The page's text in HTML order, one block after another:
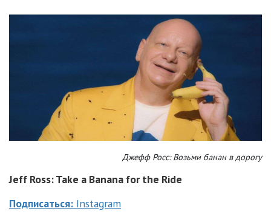
Джефф Росс: Возьми банан в дорогу
Jeff Ross: Take a Banana for the Ride
Подписаться: Instagram